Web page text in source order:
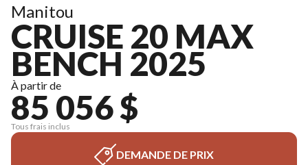
Manitou
CRUISE 20 MAX
BENCH 2025
À partir de
85 056 $
Tous frais inclus
DEMANDE DE PRIX